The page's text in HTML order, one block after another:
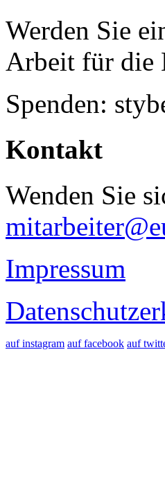
Werden Sie
Arbeit für die
Spenden:
Kontakt
Wenden Sie
Impressum
auf instagram auf facebook auf